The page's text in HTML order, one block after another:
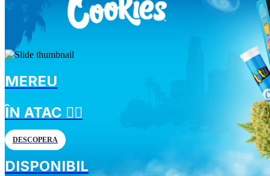
MEREU
ÎN ATAC 🏴‍☠️
DESCOPERA
DISPONIBIL